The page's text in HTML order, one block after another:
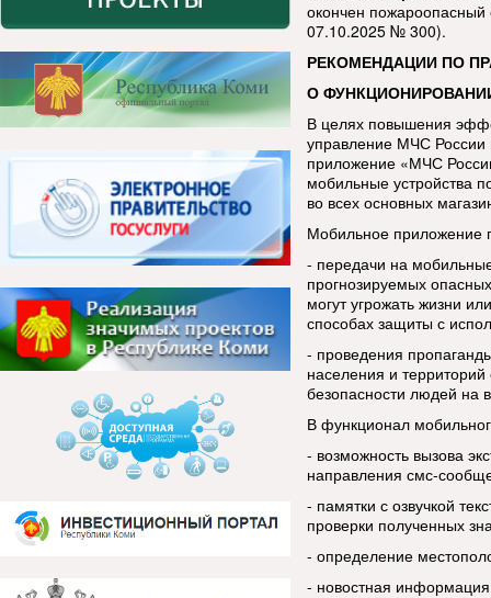
окончен пожароопасный
07.10.2025 № 300).
РЕКОМЕНДАЦИИ ПО
О
В целях повышения
управление МЧС России
приложение «МЧС
мобильные устройства
во всех основных
Мобильное приложение
- передачи на
прогнозируемых
могут угрожать жизни
способах защиты с
- проведения
населения и
безопасности людей на
В функционал
- возможность вызова
направления смс-
- памятки с озвучкой
проверки полученных
- определение
- новостная